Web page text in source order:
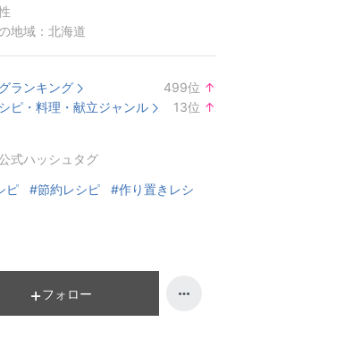
地域： 北海道
ランキング 499位 ↑
ピ・料理・献立ジャンル 13位 ↑
式ハッシュタグ
ピ #節約レシピ
#作り置きレシ
フォロー